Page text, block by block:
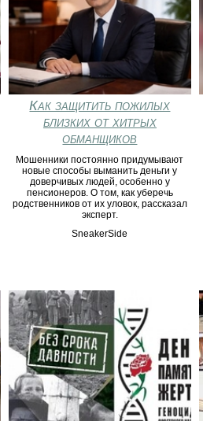
Как защитить пожилых
близких от хитрых
обманщиков
Мошенники постоянно придумывают
новые способы выманить деньги у
доверчивых людей, особенно у
пенсионеров. О том, как уберечь
родственников от их уловок, рассказал
эксперт.
SneakerSide